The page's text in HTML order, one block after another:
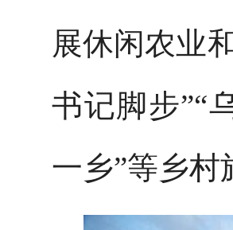
展休闲农业
书记脚步”“
一乡”等乡